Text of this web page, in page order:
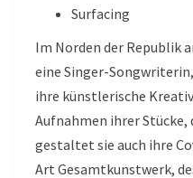
Surfacing
Im Norden der Republik
eine Singer-
ihre künstlerische
Aufnahmen ihrer
gestaltet sie auch ihre
Art Gesamtkunstwerk,